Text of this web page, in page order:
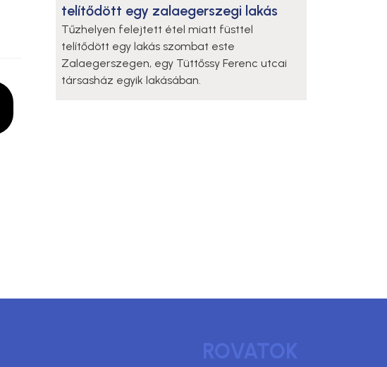
telítődött egy zalaegerszegi lakás
Tűzhelyen felejtett étel miatt füsttel
telítődött egy lakás szombat este
Zalaegerszegen, egy Tüttőssy Ferenc utcai
társasház egyik lakásában.
ROVATOK